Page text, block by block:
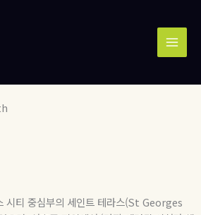
시티 중심부의 세인트 테라스(St Georges